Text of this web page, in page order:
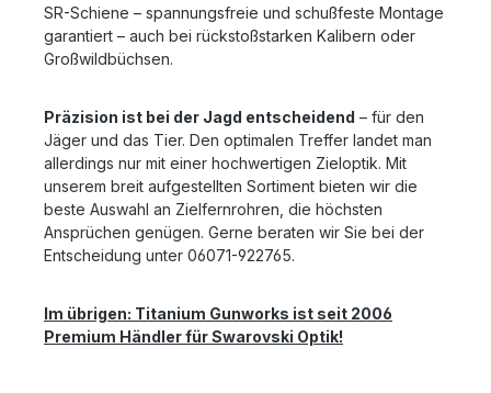
SR-Schiene – spannungsfreie und schußfeste Montage
garantiert – auch bei rückstoßstarken Kalibern oder
Großwildbüchsen.
Präzision ist bei der Jagd entscheidend – für den
Jäger und das Tier. Den optimalen Treffer landet man
allerdings nur mit einer hochwertigen Zieloptik. Mit
unserem breit aufgestellten Sortiment bieten wir die
beste Auswahl an Zielfernrohren, die höchsten
Ansprüchen genügen. Gerne beraten wir Sie bei der
Entscheidung unter 06071-922765.
Im übrigen: Titanium Gunworks ist seit 2006
Premium Händler für Swarovski Optik!